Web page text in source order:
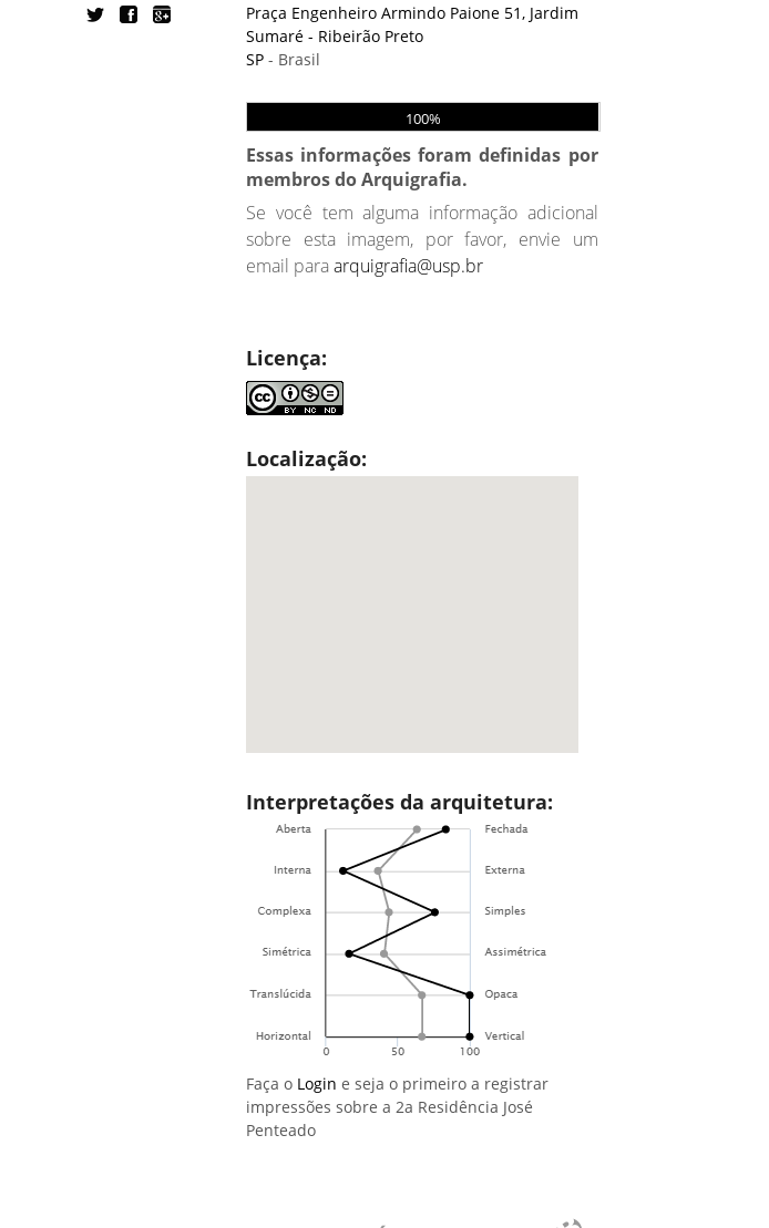
Praça Engenheiro Armindo Paione 51, Jardim
Sumaré - Ribeirão Preto
SP - Brasil
100%
Essas informações foram definidas por
membros do Arquigrafia.
Se você tem alguma informação adicional
sobre esta imagem, por favor, envie um
email paraarquigrafia@usp.br
Licença:
Localização:
Interpretações da arquitetura:
Faça o Login e seja o primeiro a registrar
impressões sobre a 2a Residência José
Penteado